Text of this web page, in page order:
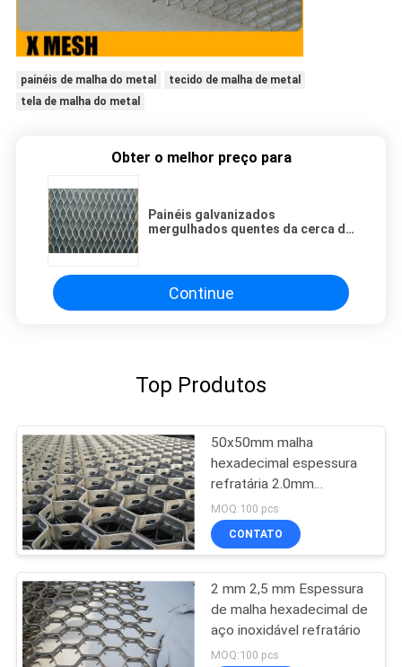
painéis de malha do metal
tecido de malha de metal
tela de malha do metal
Obter o melhor preço para
Painéis galvanizados
mergulhados quentes da cerca da
Continue
Top Produtos
50x50mm malha
hexadecimal espessura
refratária 2.0mm
personalizado
MOQ:100 pcs
CONTATO
2 mm 2,5 mm Espessura
de malha hexadecimal de
aço inoxidável refratário
MOQ:100 pcs